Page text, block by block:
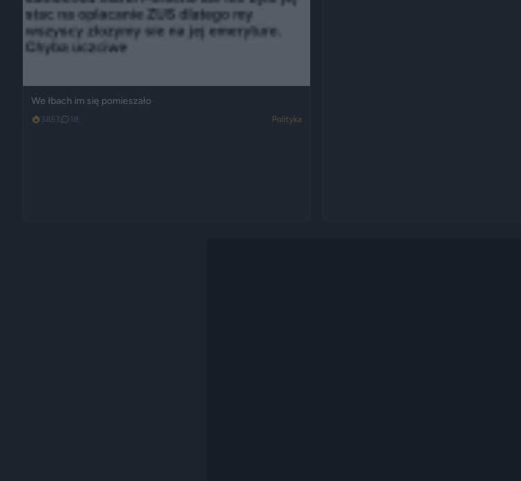
We łbach im się pomieszało
3853 18 Polityka